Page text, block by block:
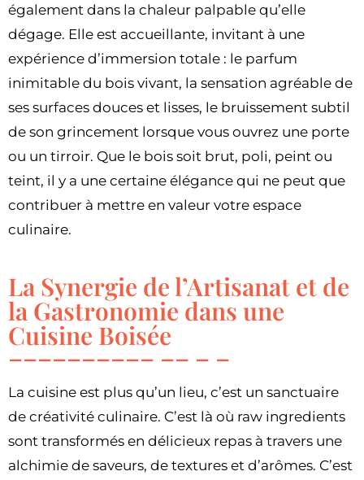
également dans la chaleur palpable qu’elle
dégage. Elle est accueillante, invitant à une
expérience d’immersion totale : le parfum
inimitable du bois vivant, la sensation agréable de
ses surfaces douces et lisses, le bruissement subtil
de son grincement lorsque vous ouvrez une porte
ou un tirroir. Que le bois soit brut, poli, peint ou
teint, il y a une certaine élégance qui ne peut que
contribuer à mettre en valeur votre espace
culinaire.
La Synergie de l’Artisanat et de
la Gastronomie dans une
Cuisine Boisée
La cuisine est plus qu’un lieu, c’est un sanctuaire
de créativité culinaire. C’est là où raw ingredients
sont transformés en délicieux repas à travers une
alchimie de saveurs, de textures et d’arômes. C’est